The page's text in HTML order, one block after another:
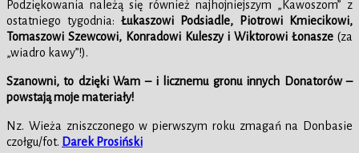
Podziękowania należą się również najhojniejszym „Kawoszom” z
ostatniego tygodnia: Łukaszowi Podsiadle, Piotrowi Kmiecikowi,
Tomaszowi Szewcowi, Konradowi KuleszyiWiktorowi Łonasze(za
„wiadro kawy”!).
Szanowni, to dzięki Wam – i licznemu gronu innych Donatorów –
powstają moje materiały!
Nz. Wieża zniszczonego w pierwszym roku zmagań na Donbasie
czołgu/fot. Darek Prosiński